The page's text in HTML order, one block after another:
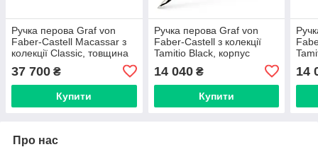
Ручка перова Graf von
Faber-Castell Macassar з
колекції Classic, товщина
37 700 ₴
Купити
Ручка перова Graf von
Faber-Castell з колекції
Tamitio Black, корпус
чорний, перо М (0,7 мм),
141500
14 040₴
Купити
14
Про нас